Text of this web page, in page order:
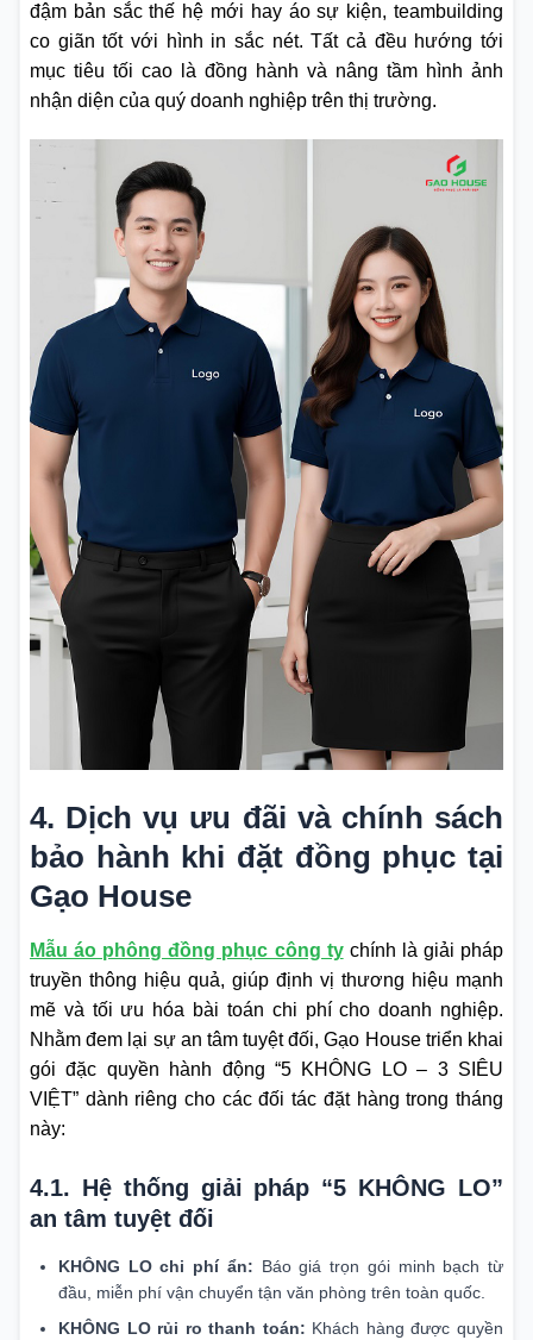
đậm bản sắc thế hệ mới hay áo sự kiện, teambuilding
co giãn tốt với hình in sắc nét. Tất cả đều hướng tới
mục tiêu tối cao là đồng hành và nâng tầm hình ảnh
nhận diện của quý doanh nghiệp trên thị trường.
4. Dịch vụ ưu đãi và chính sách
bảo hành khi đặt đồng phục tại
Gạo House
Mẫu áo phông đồng phục công tychính là giải pháp
truyền thông hiệu quả, giúp định vị thương hiệu mạnh
mẽ và tối ưu hóa bài toán chi phí cho doanh nghiệp.
Nhằm đem lại sự an tâm tuyệt đối, Gạo House triển khai
gói đặc quyền hành động “5 KHÔNG LO – 3 SIÊU
VIỆT” dành riêng cho các đối tác đặt hàng trong tháng
này:
4.1. Hệ thống giải pháp “5 KHÔNG LO”
an tâm tuyệt đối
KHÔNG LO chi phí ẩn: Báo giá trọn gói minh bạch từ
đầu, miễn phí vận chuyển tận văn phòng trên toàn quốc.
KHÔNG LO rủi ro thanh toán: Khách hàng được quyền